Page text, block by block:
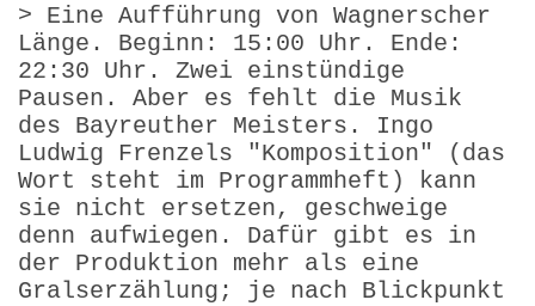
> Eine Aufführung von Wagnerscher
Länge. Beginn: 15:00 Uhr. Ende:
22:30 Uhr. Zwei einstündige
Pausen. Aber es fehlt die Musik
des Bayreuther Meisters. Ingo
Ludwig Frenzels "Kompo­sition" (das
Wort steht im Programmheft) kann
sie nicht ersetzen, geschweige
denn aufwiegen. Dafür gibt es in
der Produktion mehr als eine
Gralserzählung; je nach Blickpunkt